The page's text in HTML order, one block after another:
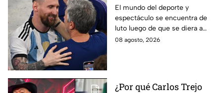
Messi en vivo; estos
son los detalles en
Venga La Alegría
El mundo del deporte y
espectáculo se encuentra de
luto luego de que se diera a
conocer el fallecimiento del
08 agosto, 2026
¿Por qué Carlos Trejo